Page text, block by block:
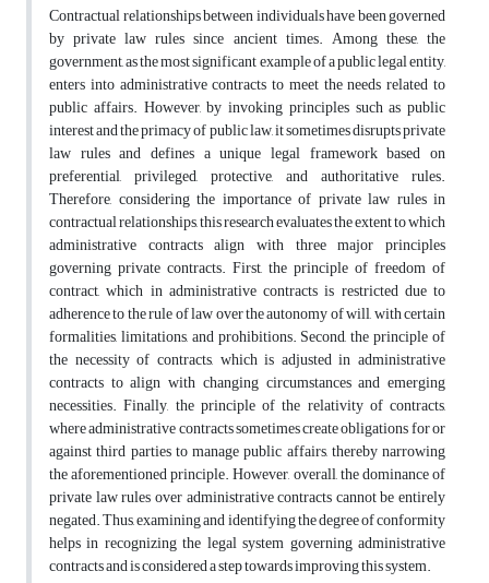
Contractual relationships between individuals have been governed
by private law rules since ancient times. Among these, the
government, as the most significant example of a public legal entity,
enters into administrative contracts to meet the needs related to
public affairs. However, by invoking principles such as public
interest and the primacy of public law, it sometimes disrupts private
law rules and defines a unique legal framework based on
preferential, privileged, protective, and authoritative rules.
Therefore, considering the importance of private law rules in
contractual relationships, this research evaluates the extent to which
administrative contracts align with three major principles
governing private contracts. First, the principle of freedom of
contract, which in administrative contracts is restricted due to
adherence to the rule of law over the autonomy of will, with certain
formalities, limitations, and prohibitions. Second, the principle of
the necessity of contracts, which is adjusted in administrative
contracts to align with changing circumstances and emerging
necessities. Finally, the principle of the relativity of contracts,
where administrative contracts sometimes create obligations for or
against third parties to manage public affairs, thereby narrowing
the aforementioned principle. However, overall, the dominance of
private law rules over administrative contracts cannot be entirely
negated. Thus, examining and identifying the degree of conformity
helps in recognizing the legal system governing administrative
contracts and is considered a step towards improving this system.